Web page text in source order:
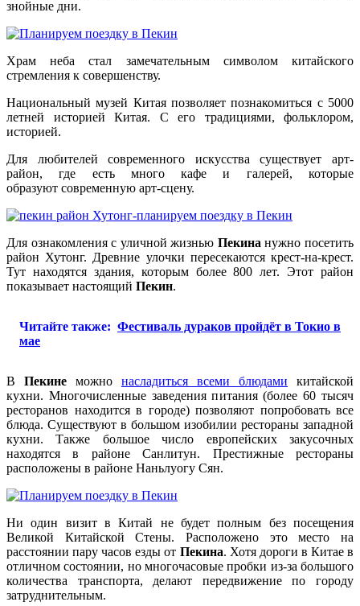
знойные дни.
Храм неба стал замечательным символом китайского
стремления к совершенству.
Национальный музей Китая позволяет познакомиться с 5000
летней историей Китая. С его традициями, фольклором,
историей.
Для любителей современного искусства существует арт-
район, где есть много кафе и галерей, которые
образуют современную арт-сцену.
Для ознакомления с уличной жизнью Пекина нужно посетить
район Хутонг. Древние улочки пересекаются крест-на-крест.
Тут находятся здания, которым более 800 лет. Этот район
показывает настоящий Пекин.
Читайте также: Фестиваль дураков пройдёт в Токио в
мае
В Пекине можно насладиться всеми блюдами китайской
кухни. Многочисленные заведения питания (более 60 тысяч
ресторанов находится в городе) позволяют попробовать все
блюда. Существуют в большом изобилии рестораны западной
кухни. Также большое число европейских закусочных
находятся в районе Санлитун. Престижные рестораны
расположены в районе Наньлуогу Сян.
Ни один визит в Китай не будет полным без посещения
Великой Китайской Стены. Расположено это место на
расстоянии пару часов езды от Пекина. Хотя дороги в Китае в
отличном состоянии, но многочасовые пробки из-за большого
количества транспорта, делают передвижение по городу
затруднительным.